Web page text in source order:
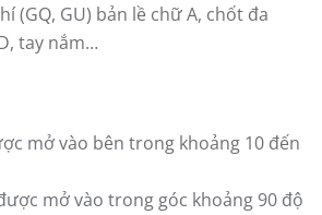
(GQ, GU) bản lề chữ A, chốt đa
tay nắm…
mở vào bên trong khoảng 10 đến
mở vào trong góc khoảng 90 độ